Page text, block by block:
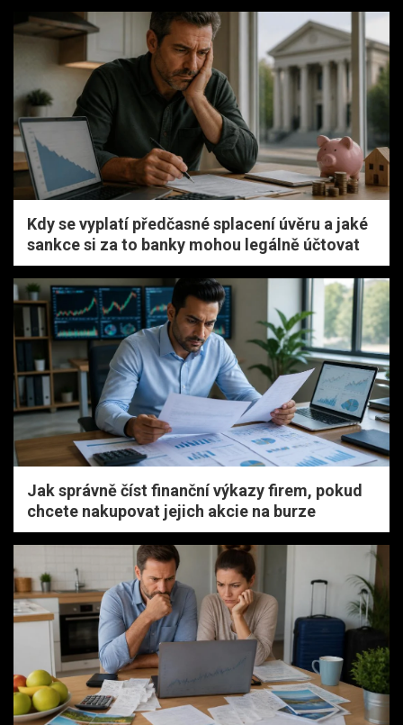
Kdy se vyplatí předčasné splacení úvěru a jaké
sankce si za to banky mohou legálně účtovat
Jak správně číst finanční výkazy firem, pokud
chcete nakupovat jejich akcie na burze